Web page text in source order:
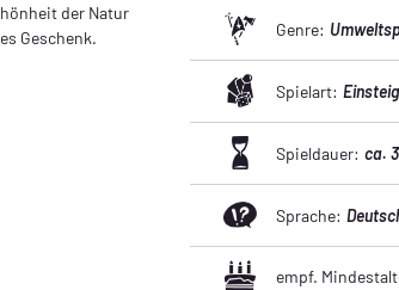
der Natur
Geschenk.
Genre:
Spielart:
Spieldauer: ca.
Sprache:
empf.